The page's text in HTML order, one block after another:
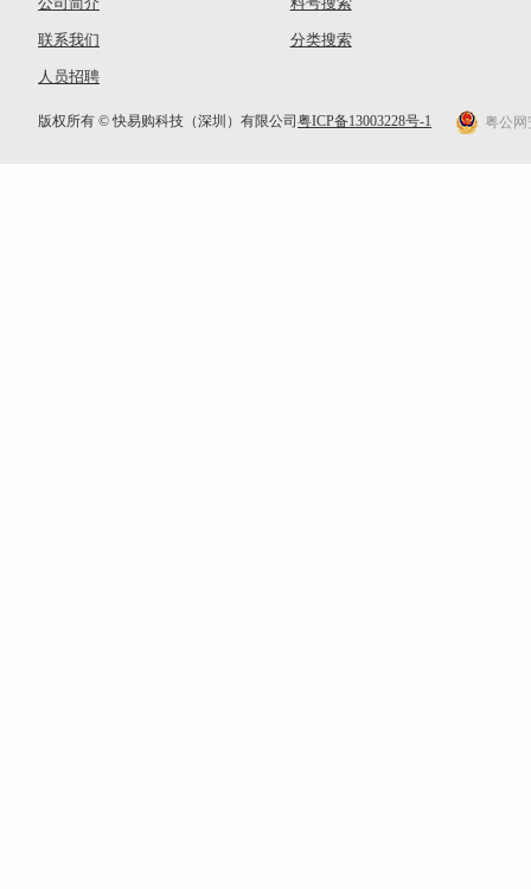
联系我们
人员招聘
分类搜索
版权所有 © 快易购科技（深圳）有限公司 粤ICP备13003228号-1 粤公网